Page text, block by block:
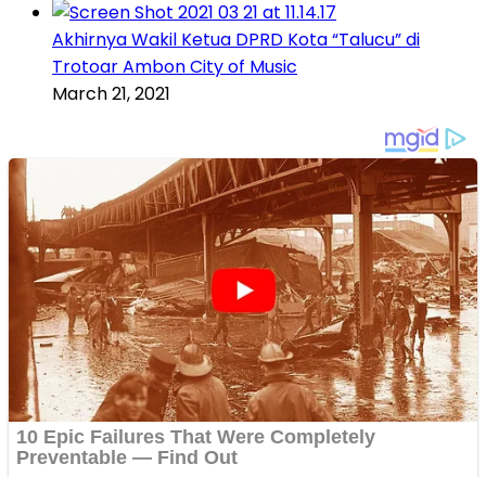
Akhirnya Wakil Ketua DPRD Kota “Talucu” di
Trotoar Ambon City of Music
March 21, 2021